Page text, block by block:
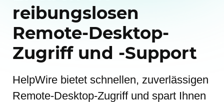
reibungslosen
Remote-Desktop-
Zugriff und -Support
HelpWire bietet schnellen, zuverlässigen
Remote-Desktop-Zugriff und spart Ihnen